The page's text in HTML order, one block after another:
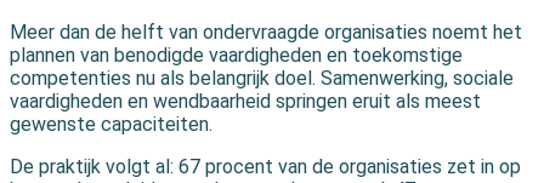
Meer dan de helft van ondervraagde organisaties noemt het
plannen van benodigde vaardigheden en toekomstige
competenties nu als belangrijk doel. Samenwerking, sociale
vaardigheden en wendbaarheid springen eruit als meest
gewenste capaciteiten.
De praktijk volgt al: 67 procent van de organisaties zet in op